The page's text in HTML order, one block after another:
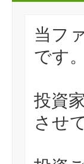
当フ
です。
投資
させ